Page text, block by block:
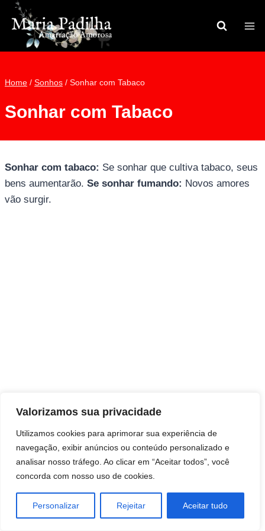
Valorizamos sua privacidade
Utilizamos cookies para aprimorar sua experiência de
navegação, exibir anúncios ou conteúdo personalizado e
analisar nosso tráfego. Ao clicar em “Aceitar todos”, você
concorda com nosso uso de cookies.
Personalizar Rejeitar Aceitar tudo
Pular
para
Conteúdo
Home / Sonhos / Sonhar com Tabaco
Sonhar com Tabaco
Sonhar com tabaco: Se sonhar que cultiva tabaco, seus
bens aumentarão. Se sonhar fumando: Novos amores
vão surgir.
Consultas e trabalhos espirituais
Brasil - Santa Catarina - São José